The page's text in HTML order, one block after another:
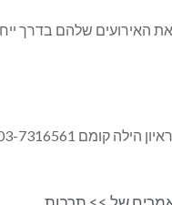
האירועים שלהם בדרך
3534666,03-7316561